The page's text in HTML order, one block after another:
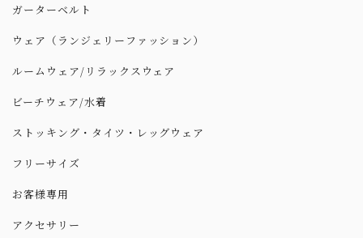
ガーターベルト
ウェア（ランジェリーファッション）
ルームウェア/リラックスウェア
ビーチウェア/水着
ストッキング・タイツ・レッグウェア
フリーサイズ
お客様専用
アクセサリー